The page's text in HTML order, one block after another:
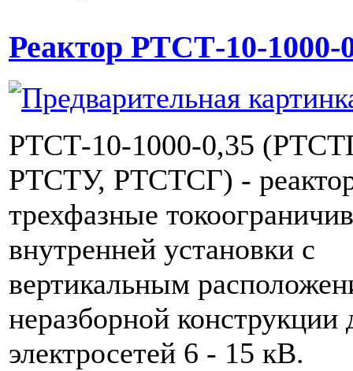
Реактор РТСТ-10-1000-
РТСТ-10-1000-0,35
РТСТУ, РТСТСГ) -
трехфазные
внутренней установки с
вертикальным
неразборной конструкции
электросетей 6 - 15 кВ.